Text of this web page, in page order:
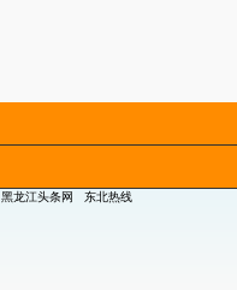
黑龙江头条网 东北热线